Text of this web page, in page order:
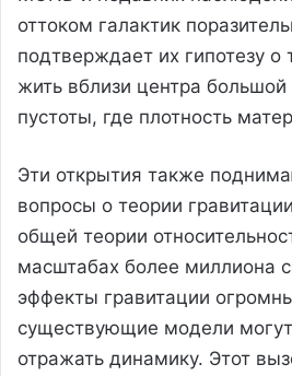
оттоком галактик
подтверждает их гипотезу
жить вблизи центра большой
пустоты, где плотность
Эти открытия также
вопросы о теории
общей теории
масштабах более миллиона
эффекты гравитации
существующие модели
отражать динамику. Этот